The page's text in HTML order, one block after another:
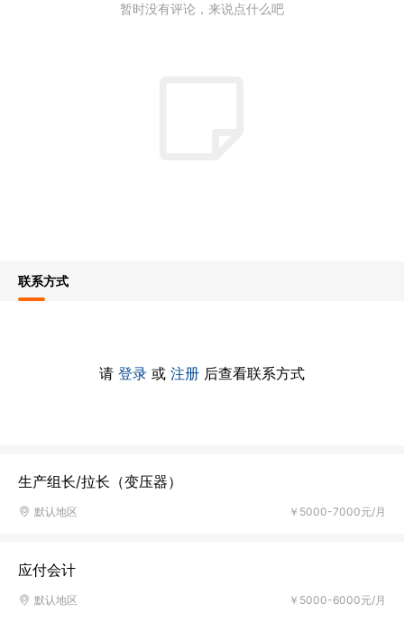
暂时没有评论，来说点什么吧
联系方式
请 登录 或 注册 后查看联系方式
生产组长/拉长（变压器）
￥5000-7000元/月
默认地区
应付会计
￥5000-6000元/月
默认地区